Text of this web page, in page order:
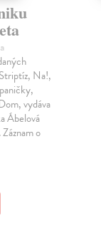
Na!,
vydáva
Ábelová
o